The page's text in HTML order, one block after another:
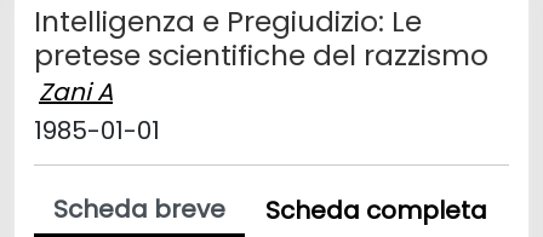
Intelligenza e Pregiudizio: Le
pretese scientifiche del razzismo
Zani A
1985-01-01
Scheda breve
Scheda completa